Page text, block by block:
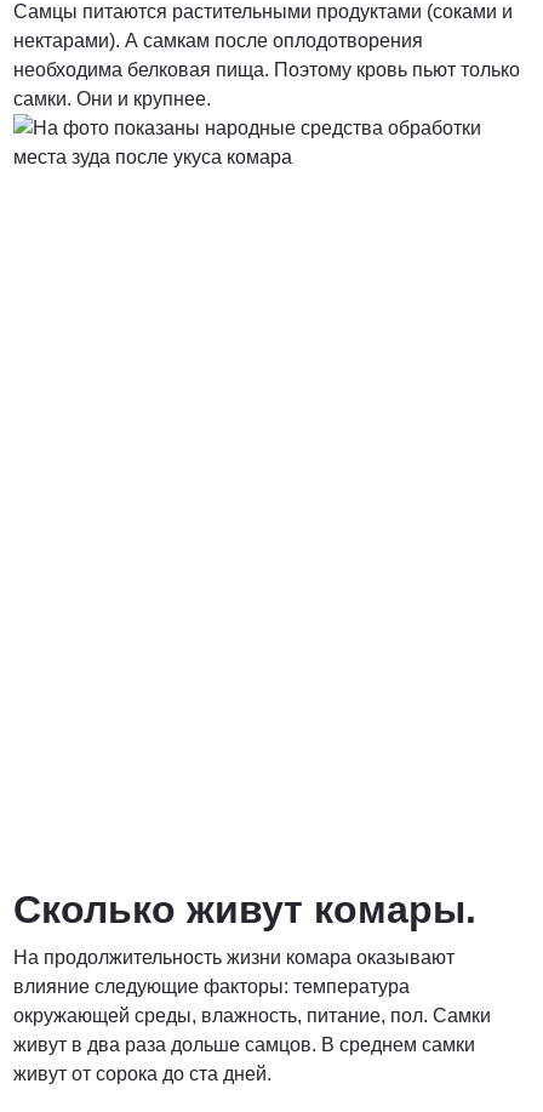
Самцы питаются растительными продуктами (соками и
нектарами). А самкам после оплодотворения
необходима белковая пища. Поэтому кровь пьют только
самки. Они и крупнее.
Сколько живут комары.
На продолжительность жизни комара оказывают
влияние следующие факторы: температура
окружающей среды, влажность, питание, пол. Самки
живут в два раза дольше самцов. В среднем самки
живут от сорока до ста дней.